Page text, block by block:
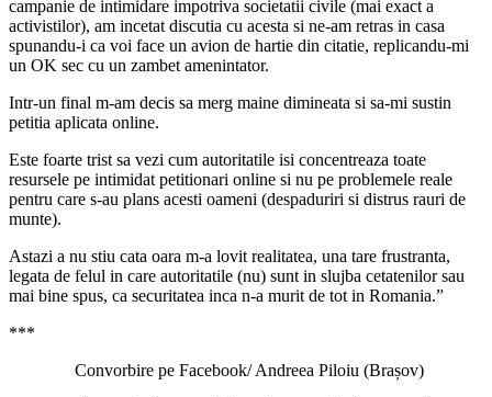
campanie de intimidare impotriva societatii civile (mai exact a
activistilor), am incetat discutia cu acesta si ne-am retras in casa
spunandu-i ca voi face un avion de hartie din citatie, replicandu-mi
un OK sec cu un zambet amenintator.
Intr-un final m-am decis sa merg maine dimineata si sa-mi sustin
petitia aplicata online.
Este foarte trist sa vezi cum autoritatile isi concentreaza toate
resursele pe intimidat petitionari online si nu pe problemele reale
pentru care s-au plans acesti oameni (despaduriri si distrus rauri de
munte).
Astazi a nu stiu cata oara m-a lovit realitatea, una tare frustranta,
legata de felul in care autoritatile (nu) sunt in slujba cetatenilor sau
mai bine spus, ca securitatea inca n-a murit de tot in Romania.”
***
Convorbire pe Facebook/ Andreea Piloiu (Brașov)